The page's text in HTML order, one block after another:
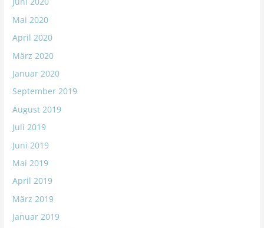
Mai 2020
April 2020
März 2020
Januar 2020
September 2019
August 2019
Juli 2019
Juni 2019
Mai 2019
April 2019
März 2019
Januar 2019